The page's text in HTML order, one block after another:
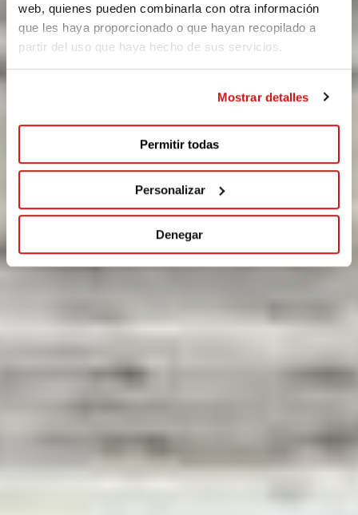
web, quienes pueden combinarla con otra información
que les haya proporcionado o que hayan recopilado a
partir del uso que haya hecho de sus servicios.
Mostrar detalles
Permitir todas
Personalizar
Denegar